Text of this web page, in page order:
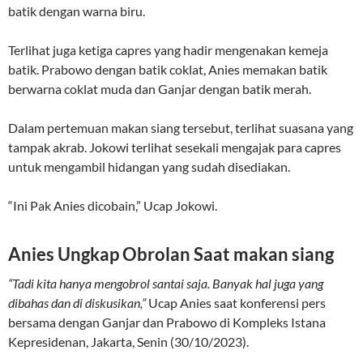
batik dengan warna biru.
Terlihat juga ketiga capres yang hadir mengenakan kemeja
batik. Prabowo dengan batik coklat, Anies memakan batik
berwarna coklat muda dan Ganjar dengan batik merah.
Dalam pertemuan makan siang tersebut, terlihat suasana yang
tampak akrab. Jokowi terlihat sesekali mengajak para capres
untuk mengambil hidangan yang sudah disediakan.
“Ini Pak Anies dicobain,” Ucap Jokowi.
Anies Ungkap Obrolan Saat makan siang
“Tadi kita hanya mengobrol santai saja. Banyak hal juga yang
dibahas dan di diskusikan,”Ucap Anies saat konferensi pers
bersama dengan Ganjar dan Prabowo di Kompleks Istana
Kepresidenan, Jakarta, Senin (30/10/2023).